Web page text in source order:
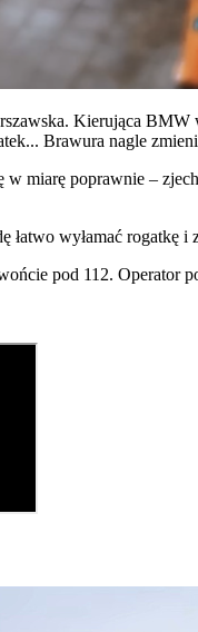
Kierująca BMW
Brawura nagle
w miarę poprawnie –
łatwo wyłamać
pod 112. Operator